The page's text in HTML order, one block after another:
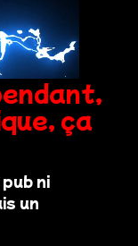
ça
ni
un